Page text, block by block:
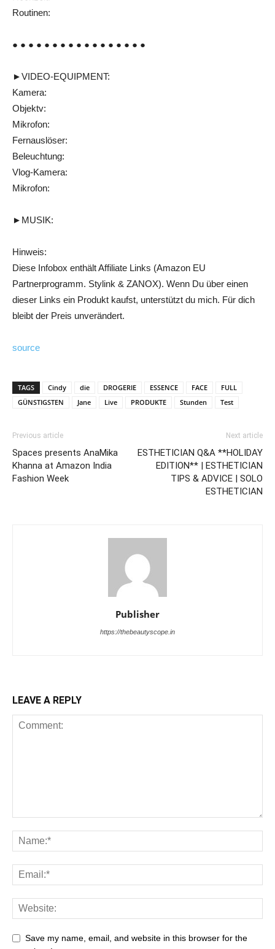
Routinen:
● ● ● ● ● ● ● ● ● ● ● ● ● ● ● ● ●
►VIDEO-EQUIPMENT:
Kamera:
Objektv:
Mikrofon:
Fernauslöser:
Beleuchtung:
Vlog-Kamera:
Mikrofon:
►MUSIK:
Hinweis:
Diese Infobox enthält Affiliate Links (Amazon EU
Partnerprogramm. Stylink & ZANOX). Wenn Du über einen
dieser Links ein Produkt kaufst, unterstützt du mich. Für dich
bleibt der Preis unverändert.
source
TAGS Cindy die DROGERIE ESSENCE FACE
FULL
GÜNSTIGSTEN
Jane Live PRODUKTE Stunden Test
Previous article
Spaces presents AnaMika
Khanna at Amazon India
Fashion Week
Next article
ESTHETICIAN Q&A **HOLIDAY
EDITION** | ESTHETICIAN
TIPS & ADVICE | SOLO
ESTHETICIAN
Publisher
https://thebeautyscope.in
LEAVE A REPLY
Save my name, email, and website in this browser for the